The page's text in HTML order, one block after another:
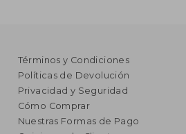
Términos y Condiciones
Políticas de Devolución
Privacidad y Seguridad
Cómo Comprar
Nuestras Formas de Pago